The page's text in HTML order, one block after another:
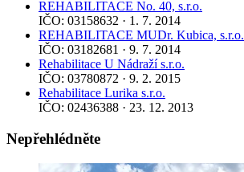
REHABILITACE No. 40, s.r.o.
IČO: 03158632 · 1. 7. 2014
REHABILITACE MUDr. Kubica, s.r.o.
IČO: 03182681 · 9. 7. 2014
Rehabilitace U Nádraží s.r.o.
IČO: 03780872 · 9. 2. 2015
Rehabilitace Lurika s.r.o.
IČO: 02436388 · 23. 12. 2013
Nepřehlédněte